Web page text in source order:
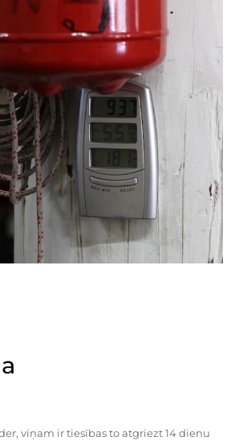
viņam ir tiesības to atgriezt 14 dienu